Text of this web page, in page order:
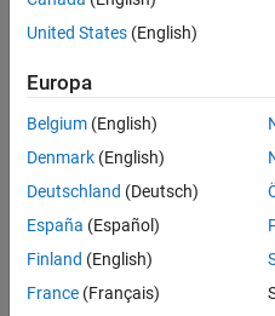
Ihren
Suchkriterien
Sie
können
die
weiter
fassen
oder
Stellenangebote
United States (English)
Europa
Belgium (English)
Denmark (English)
Deutschland (Deutsch)
España (Español)
Finland (English)
France (Français)